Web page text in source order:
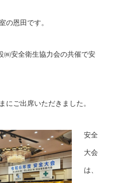
の恩田です。
㈱安全衛生協力会の共催で安
にご出席いただきました。
安全
大会
は、